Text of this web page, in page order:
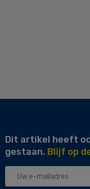
Dit artikel heeft
gestaan. Blijf op
Uw